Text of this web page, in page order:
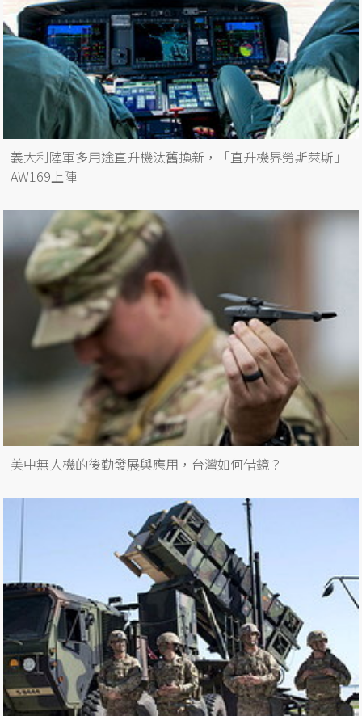
義大利陸軍多用途直升機汰舊換新，「直升機界勞斯萊斯」
AW169上陣
美中無人機的後勤發展與應用，台灣如何借鏡？